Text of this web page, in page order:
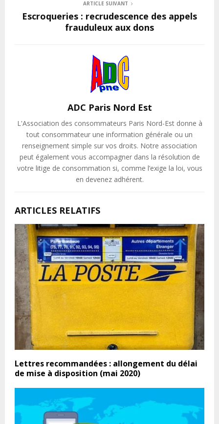
ARTICLE SUIVANT
Escroqueries : recrudescence des appels
frauduleux aux dons
ADC Paris Nord Est
L'Association des consommateurs Paris Nord-Est donne à
tout consommateur une information générale ou un
renseignement simple sur vos droits. Notre association
peut également vous accompagner dans la résolution de
votre litige de consommation si, comme l’exige la loi, vous
en devenez adhérent.
ARTICLES RELATIFS
Lettres recommandées : allongement du délai
de mise à disposition (mai 2020)